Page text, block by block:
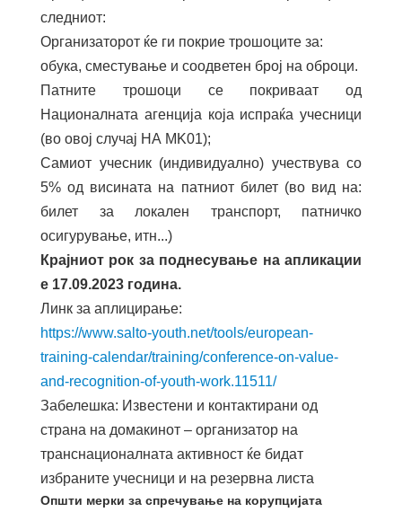
следниот:
Организаторот ќе ги покрие трошоците за:
обука, сместување и соодветен број на оброци.
Патните трошоци се покриваат од
Националната агенција која испраќа учесници
(во овој случај НА MK01);
Самиот учесник (индивидуално) учествува со
5% од висината на патниот билет (во вид на:
билет за локален транспорт, патничко
осигурување, итн...)
Крајниот рок за поднесување на апликации
е 17.09.2023 година.
Линк за аплицирање:
https://www.salto-youth.net/tools/european-
training-calendar/training/conference-on-value-
and-recognition-of-youth-work.11511/
Забелешка: Известени и контактирани од
страна на домакинот – организатор на
транснационалната активност ќе бидат
избраните учесници и на резервна листа
Општи мерки за спречување на корупцијата